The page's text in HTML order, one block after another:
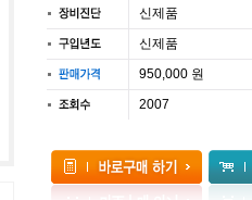
신제품
신제품
950,000 원
2007